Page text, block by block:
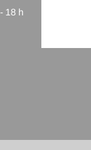
18 h